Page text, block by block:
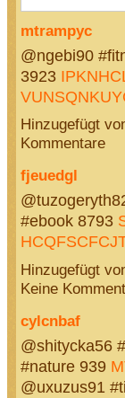
mtrampyc
@ngebi90
3923
Hinzugefügt
Kommentare
fjeuedgl
#ebook 8793
Hinzugefügt
Keine
cylcnbaf
@shitycka56
#nature 939
@uxuzus91